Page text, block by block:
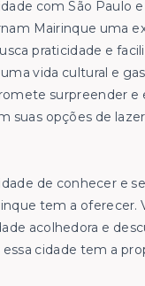
com São Paulo
Mairinque uma
praticidade e
vida cultural e
surpreender e
suas opções de
de conhecer e
tem a oferecer.
acolhedora e
cidade tem a